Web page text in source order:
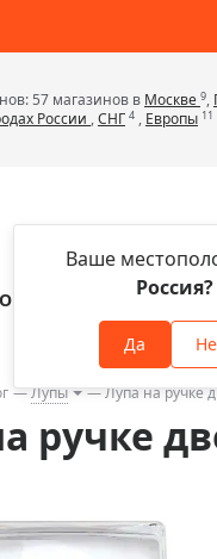
57 магазинов в Москве 9,
России ,СНГ 4 , Европы 11
Ваше
Россия?
Да
О компании Оплата и
Лупы Лупа на ручке
ручке